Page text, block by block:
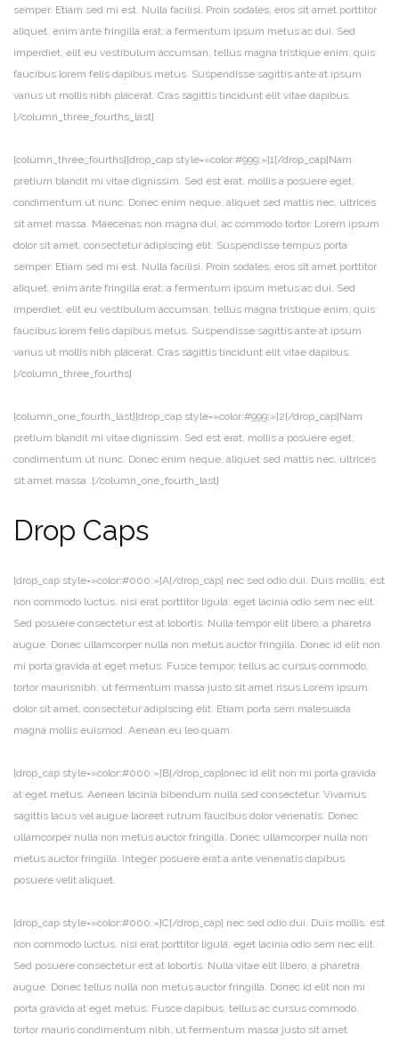
semper. Etiam sed mi est. Nulla facilisi. Proin sodales, eros sit amet porttitor
aliquet, enim ante fringilla erat, a fermentum ipsum metus ac dui. Sed
imperdiet, elit eu vestibulum accumsan, tellus magna tristique enim, quis
faucibus lorem felis dapibus metus. Suspendisse sagittis ante at ipsum
varius ut mollis nibh placerat. Cras sagittis tincidunt elit vitae dapibus.
[/column_three_fourths_last]
[column_three_fourths][drop_cap style=»color:#999;»]1[/drop_cap]Nam
pretium blandit mi vitae dignissim. Sed est erat, mollis a posuere eget,
condimentum ut nunc. Donec enim neque, aliquet sed mattis nec, ultrices
sit amet massa. Maecenas non magna dui, ac commodo tortor. Lorem ipsum
dolor sit amet, consectetur adipiscing elit. Suspendisse tempus porta
semper. Etiam sed mi est. Nulla facilisi. Proin sodales, eros sit amet porttitor
aliquet, enim ante fringilla erat, a fermentum ipsum metus ac dui. Sed
imperdiet, elit eu vestibulum accumsan, tellus magna tristique enim, quis
faucibus lorem felis dapibus metus. Suspendisse sagittis ante at ipsum
varius ut mollis nibh placerat. Cras sagittis tincidunt elit vitae dapibus.
[/column_three_fourths]
[column_one_fourth_last][drop_cap style=»color:#999;»]2[/drop_cap]Nam
pretium blandit mi vitae dignissim. Sed est erat, mollis a posuere eget,
condimentum ut nunc. Donec enim neque, aliquet sed mattis nec, ultrices
sit amet massa .[/column_one_fourth_last]
Drop Caps
[drop_cap style=»color:#000;»]A[/drop_cap] nec sed odio dui. Duis mollis, est
non commodo luctus, nisi erat porttitor ligula, eget lacinia odio sem nec elit.
Sed posuere consectetur est at lobortis. Nulla tempor elit libero, a pharetra
augue. Donec ullamcorper nulla non metus auctor fringilla. Donec id elit non
mi porta gravida at eget metus. Fusce tempor, tellus ac cursus commodo,
tortor maurisnibh, ut fermentum massa justo sit amet risus.Lorem ipsum
dolor sit amet, consectetur adipiscing elit. Etiam porta sem malesuada
magna mollis euismod. Aenean eu leo quam.
[drop_cap style=»color:#000;»]B[/drop_cap]onec id elit non mi porta gravida
at eget metus. Aenean lacinia bibendum nulla sed consectetur. Vivamus
sagittis lacus vel augue laoreet rutrum faucibus dolor venenatis. Donec
ullamcorper nulla non metus auctor fringilla. Donec ullamcorper nulla non
metus auctor fringilla. Integer posuere erat a ante venenatis dapibus
posuere velit aliquet.
[drop_cap style=»color:#000;»]C[/drop_cap] nec sed odio dui. Duis mollis, est
non commodo luctus, nisi erat porttitor ligula, eget lacinia odio sem nec elit.
Sed posuere consectetur est at lobortis. Nulla vitae elit libero, a pharetra
augue. Donec tellus nulla non metus auctor fringilla. Donec id elit non mi
porta gravida at eget metus. Fusce dapibus, tellus ac cursus commodo,
tortor mauris condimentum nibh, ut fermentum massa justo sit amet